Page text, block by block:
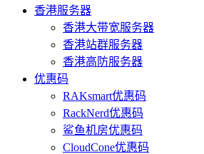
香港服务器
香港大带宽服务器
香港站群服务器
香港高防服务器
优惠码
RAKsmart优惠码
RackNerd优惠码
鲨鱼机房优惠码
CloudCone优惠码